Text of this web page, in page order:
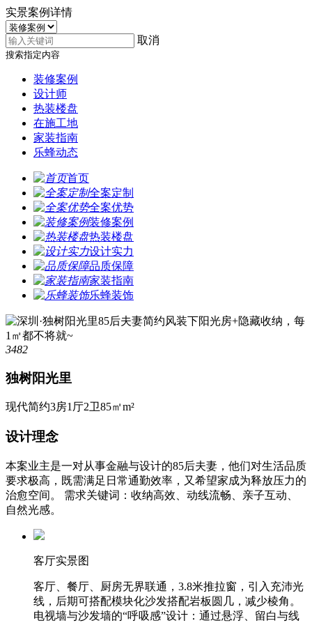
实景案例详情
取消
搜索指定内容
装修案例
设计师
热装楼盘
在施工地
家装指南
乐蜂动态
首页
全案定制
全案优势
装修案例
热装楼盘
设计实力
品质保障
家装指南
乐蜂装饰
3482
独树阳光里
现代简约3房1厅2卫85㎡m²
设计理念
本案业主是一对从事金融与设计的85后夫妻，他们对生活品质
要求极高，既需满足日常通勤效率，又希望家成为释放压力的
治愈空间。 需求关键词：收纳高效、动线流畅、亲子互动、
自然光感。
客厅实景图
客厅、餐厅、厨房无界联通，3.8米推拉窗，引入充沛光
线，后期可搭配模块化沙发搭配岩板圆几，减少棱角。
电视墙与沙发墙的“呼吸感”设计：通过悬浮、留白与线